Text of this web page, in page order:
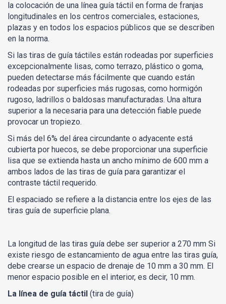
la colocación de una línea guía táctil en forma de franjas
longitudinales en los centros comerciales, estaciones,
plazas y en todos los espacios públicos que se describen
en la norma.
Si las tiras de guía táctiles están rodeadas por superficies
excepcionalmente lisas, como terrazo, plástico o goma,
pueden detectarse más fácilmente que cuando están
rodeadas por superficies más rugosas, como hormigón
rugoso, ladrillos o baldosas manufacturadas. Una altura
superior a la necesaria para una detección fiable puede
provocar un tropiezo.
Si más del 6% del área circundante o adyacente está
cubierta por huecos, se debe proporcionar una superficie
lisa que se extienda hasta un ancho mínimo de 600 mm a
ambos lados de las tiras de guía para garantizar el
contraste táctil requerido.
El espaciado se refiere a la distancia entre los ejes de las
tiras guía de superficie plana.
La longitud de las tiras guía debe ser superior a 270 mm Si
existe riesgo de estancamiento de agua entre las tiras guía,
debe crearse un espacio de drenaje de 10 mm a 30 mm. El
menor espacio posible en el interior, es decir, 10 mm.
La línea de guía táctil (tira de guía)